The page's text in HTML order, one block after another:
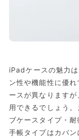
iPadケースの魅力
ン性や機能性に優
ースが異なります
用できるでしょう
ブケースタイプ・耐
手帳タイプはカバ